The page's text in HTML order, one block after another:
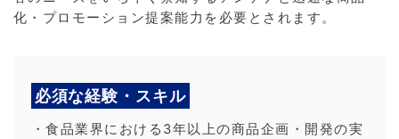
化・プロモーション提案能力を必要とされます。
必須な経験・スキル
・食品業界における3年以上の商品企画・開発の実